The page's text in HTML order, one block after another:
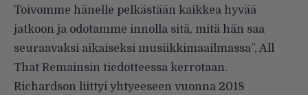
Toivomme hänelle pelkästään kaikkea hyvää
jatkoon ja odotamme innolla sitä, mitä hän saa
seuraavaksi aikaiseksi musiikkimaailmassa”, All
That Remainsin tiedotteessa kerrotaan.
Richardson liittyi yhtyeeseen vuonna 2018